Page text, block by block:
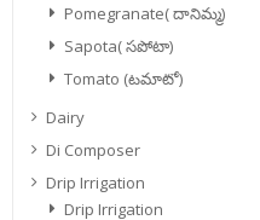
Pomegranate( దానిమ్మ)
Sapota( సపోటా)
Tomato (టమాటో)
Dairy
Di Composer
Drip Irrigation
Drip Irrigation